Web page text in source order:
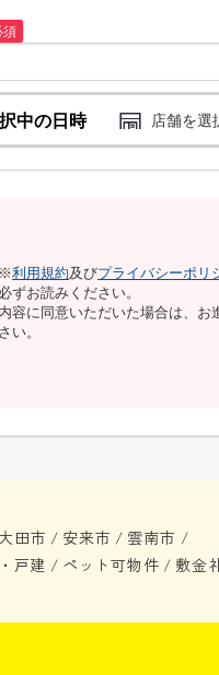
須
中の日時 店舗を選
※利用規約及びプライバシーポリ
必ずお読みください。
内容に同意いただいた場合は、お
さい。
大田市 / 安来市 / 雲南市 /
戸建 / ペット可物件 / 敷金